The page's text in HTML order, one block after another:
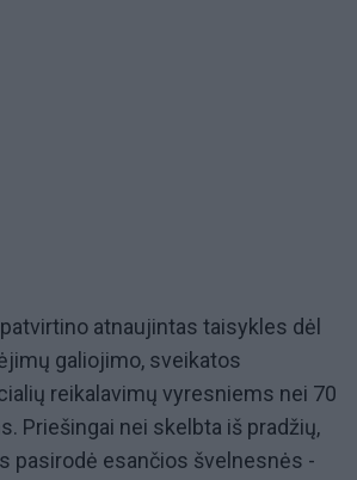
atnaujintas taisykles dėl
galiojimo, sveikatos
reikalavimų vyresniems nei 70
Priešingai nei skelbta iš pradžių,
pasirodė esančios švelnesnės -